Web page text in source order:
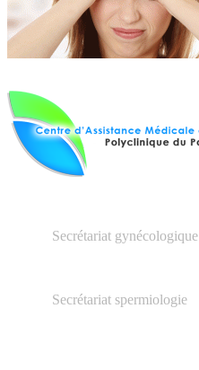
Secrétariat gynécologique
Secrétariat spermiologie